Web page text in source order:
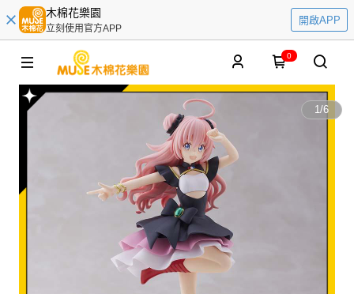
木棉花樂園
立刻使用官方APP
開啟APP
0
1/6